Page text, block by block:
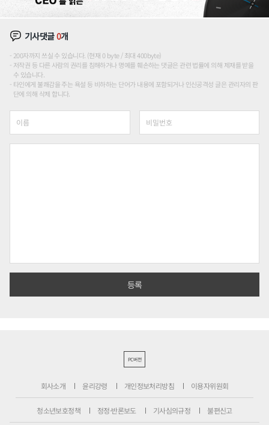
기사댓글0개
200자까지 쓰실 수 있습니다. (현재 0 byte / 최대 400byte)
저작권 등 다른 사람의 권리를 침해하거나 명예를 훼손하는 댓글은 관련 법률에 의해 제재를 받을
수 있습니다.
타인에게 불쾌감을 주는 욕설 등 비하하는 단어가 내용에 포함되거나 인신공격성 글은 관리자의 판
단에 의해 삭제 합니다.
PC버전
회사소개 윤리강령 개인정보처리방침 이용자위원회
청소년보호정책 정정·반론보도 기사심의규정 불편신고